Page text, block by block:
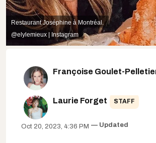
Restaurant Joséphine à Montréal.
@elylemieux | Instagram
Françoise Goulet-
Laurie Forget STAFF
Oct 20, 2023, 4:36 PM Updated